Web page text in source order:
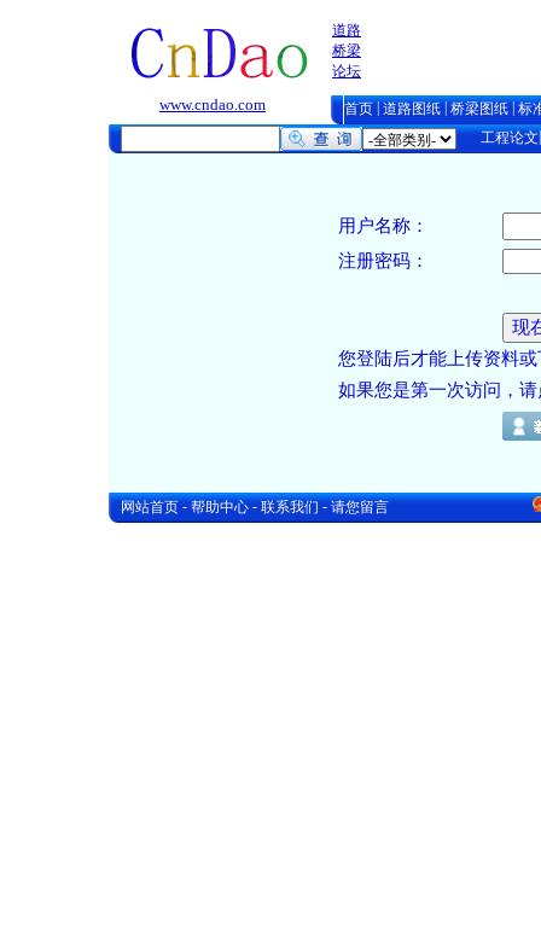
道路
桥梁
论坛
www.cndao.com 首页|道路图纸|桥梁图纸|标
工程论文
用户名称：
注册密码：
您登陆后才能上传资料
如果您是第一次访问，
网站首页 - 帮助中心 - 联系我们 - 请您留言